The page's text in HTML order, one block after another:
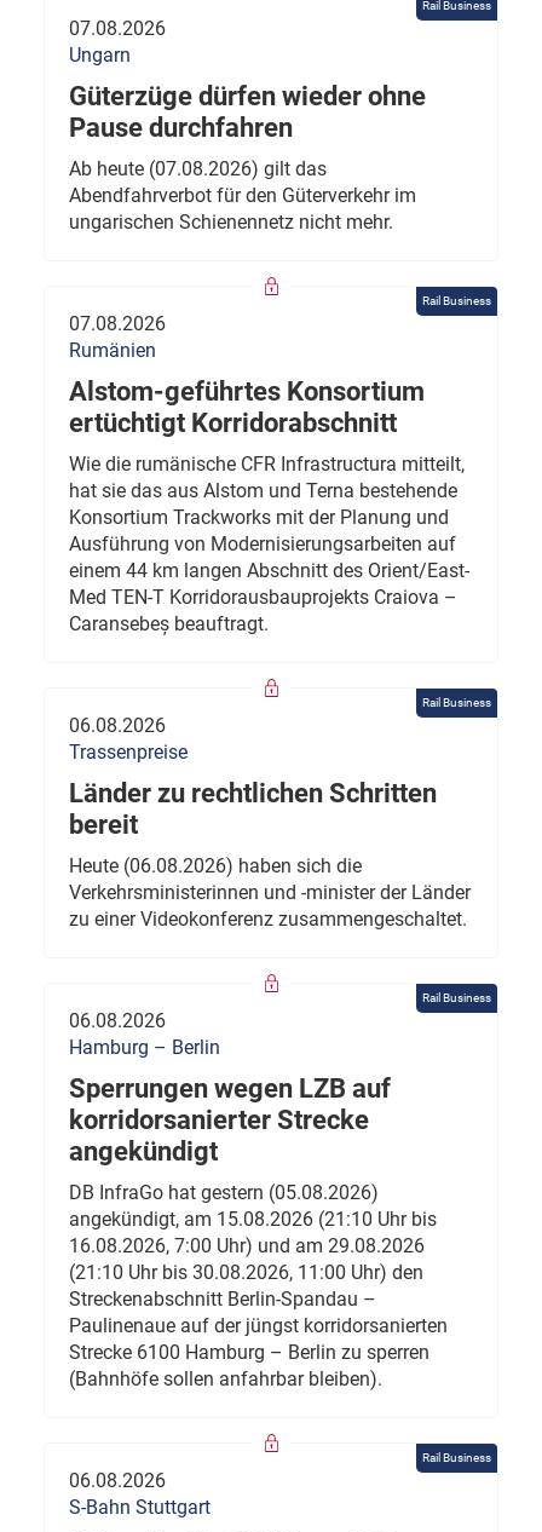
Rail Business
07.08.2026
Ungarn
Güterzüge dürfen wieder ohne
Pause durchfahren
Ab heute (07.08.2026) gilt das
Abendfahrverbot für den Güterverkehr im
ungarischen Schienennetz nicht mehr.
Rail Business
07.08.2026
Rumänien
Alstom-geführtes Konsortium
ertüchtigt Korridorabschnitt
Wie die rumänische CFR Infrastructura mitteilt,
hat sie das aus Alstom und Terna bestehende
Konsortium Trackworks mit der Planung und
Ausführung von Modernisierungsarbeiten auf
einem 44 km langen Abschnitt des Orient/East-
Med TEN-T Korridorausbauprojekts Craiova –
Caransebeș beauftragt.
Rail Business
06.08.2026
Trassenpreise
Länder zu rechtlichen Schritten
bereit
Heute (06.08.2026) haben sich die
Verkehrsministerinnen und -minister der Länder
zu einer Videokonferenz zusammengeschaltet.
Rail Business
06.08.2026
Hamburg – Berlin
Sperrungen wegen LZB auf
korridorsanierter Strecke
angekündigt
DB InfraGo hat gestern (05.08.2026)
angekündigt, am 15.08.2026 (21:10 Uhr bis
16.08.2026, 7:00 Uhr) und am 29.08.2026
(21:10 Uhr bis 30.08.2026, 11:00 Uhr) den
Streckenabschnitt Berlin-Spandau –
Paulinenaue auf der jüngst korridorsanierten
Strecke 6100 Hamburg – Berlin zu sperren
(Bahnhöfe sollen anfahrbar bleiben).
Rail Business
06.08.2026
S-Bahn Stuttgart